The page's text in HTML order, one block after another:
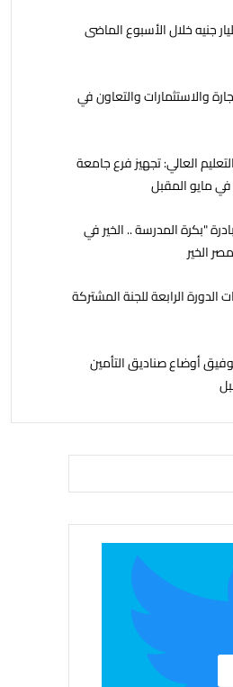
والاستثمارات والتعاون في
التعليم العالي: تجهيز فرع جامعة
في مايو المقبل
"بكرة المدرسة .. الخير في
الخير
الدورة الرابعة للجنة المشتركة
توفيق أوضاع صناديق التأمين